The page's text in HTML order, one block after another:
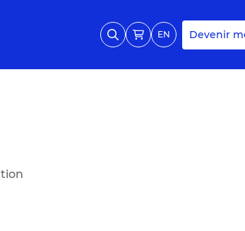
EN Devenir